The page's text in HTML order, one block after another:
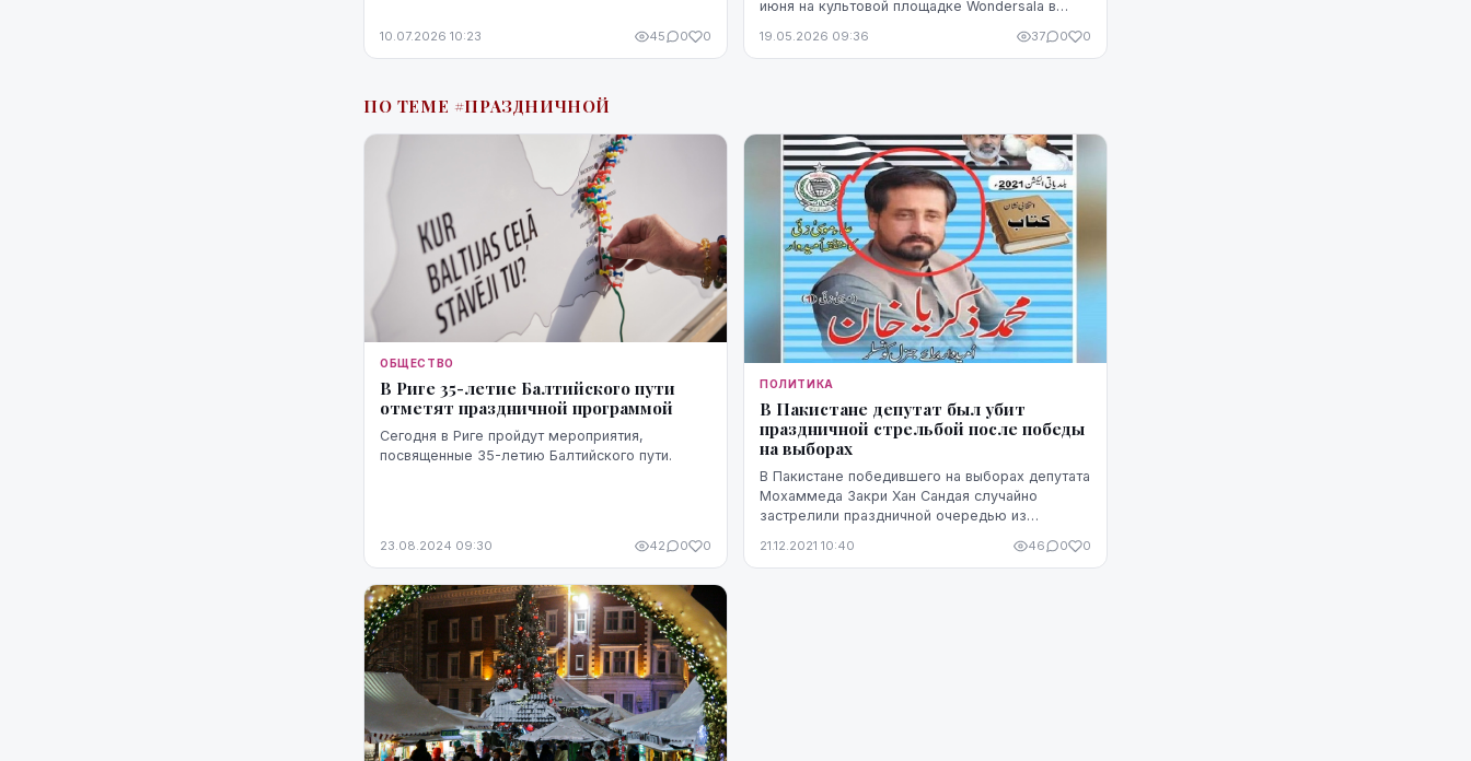
10.07.2026 10:23 45 0 0
июня на культовой площадке Wondersala в
обещают организаторы, фестиваль стан...
19.05.2026 09:36 37 0 0
ПО ТЕМЕ #ПРАЗДНИЧНОЙ
ОБЩЕСТВО
В Риге 35-летие Балтийского пути
отметят праздничной программой
Сегодня в Риге пройдут мероприятия,
посвященные 35-летию Балтийского пути.
23.08.2024 09:30 42 0 0
ПОЛИТИКА
В Пакистане депутат был убит
праздничной стрельбой после победы
на выборах
В Пакистане победившего на выборах депутата
Мохаммеда Закри Хан Сандая случайно
застрелили праздничной очередью из
на выборах. Об этом сообщает местное
21.12.2021 10:40 46 0 0